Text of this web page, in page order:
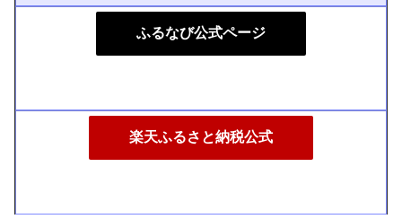
ふるなび公式ページ
楽天ふるさと納税公式